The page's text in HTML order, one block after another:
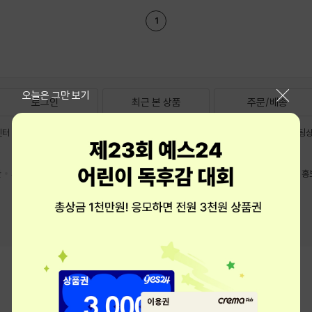
1
오늘은 그만 보기
로그인 최근 본 상품 주문/배송
터 1544-3800
eBook 1:1문의/채팅
예스이십사(주) 사업자 정보
청소년보호정책 PC버전 회사소개 거래처관계자께 도서홍